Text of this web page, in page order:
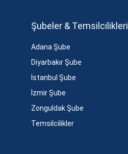
Şubeler & Temsilcilikleri
Adana Şube
Diyarbakır Şube
İstanbul Şube
İzmir Şube
Zonguldak Şube
Temsilcilikler